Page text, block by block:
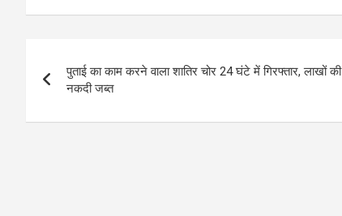
navigation
पुताई का काम करने वाला शातिर चोर 24 घंटे में गिरफ्तार, लाखों की
नकदी जब्त